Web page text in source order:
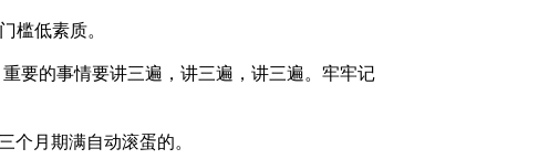
槛低素质。
要的事情要讲三遍，讲三遍，讲三遍。牢牢记
月期满自动滚蛋的。